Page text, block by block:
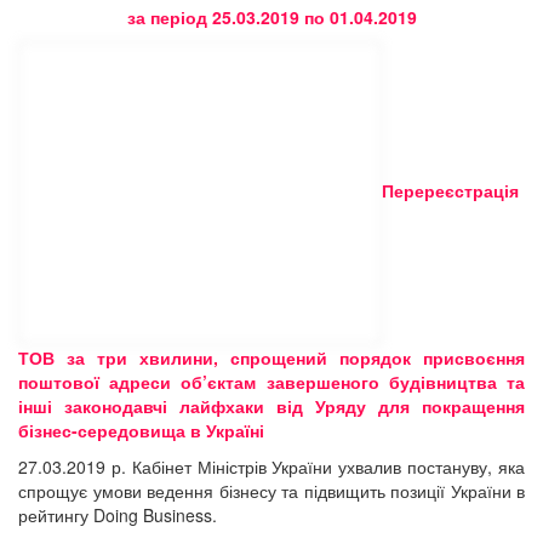
за період 25.03.2019 по 01.04.2019
Перереєстрація
ТОВ за три хвилини, спрощений порядок присвоєння
поштової адреси об’єктам завершеного будівництва та
інші законодавчі лайфхаки від Уряду для покращення
бізнес-середовища в Україні
27.03.2019 р. Кабінет Міністрів України ухвалив постануву, яка
спрощує умови ведення бізнесу та підвищить позиції України в
рейтингу Doing Business.